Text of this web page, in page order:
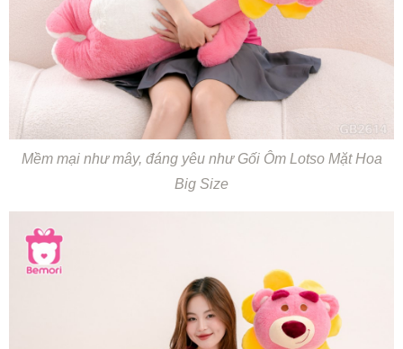
Mềm mại như mây, đáng yêu như Gối Ôm Lotso Mặt Hoa
Big Size